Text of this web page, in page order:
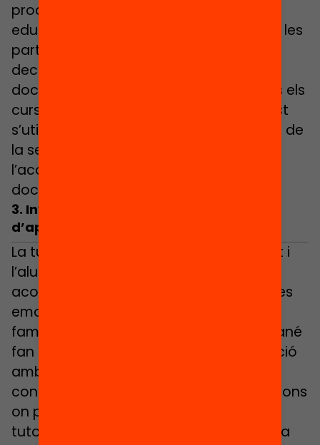
proactiu en l’acció tutorial i l’orientació
educativa. Al projecte ‘Fem Camí’ totes les
parts formen un equip orientador,
decideixen, avaluen i elaboren un
document de seguiment al llarg de tots els
cursos i etapes. L’objectiu és que aquest
s’utilitzi com a eina de reflexió al voltant de
la seva evolució com a aprenent i
l’acompanyament per part de l’equip
docent i la família.
3. Involucrar les famílies en el procés
d’aprenentatge dels seus fills
La tutoria crea un vincle entre el docent i
l’alumne o alumna, però en aquest
acompanyament a l’aprenentatge i a les
emocions també han de participar les
famílies. A l’Institut Escola Daniel Mangrané
fan una aposta clara en aquesta direcció
amb el projecte “Fem Camí”, que es
construeix a partir d’una sèrie d’actuacions
on participen com un triangle alumne,
tutor i famílies. Mitjançant “Fem Camí”, la